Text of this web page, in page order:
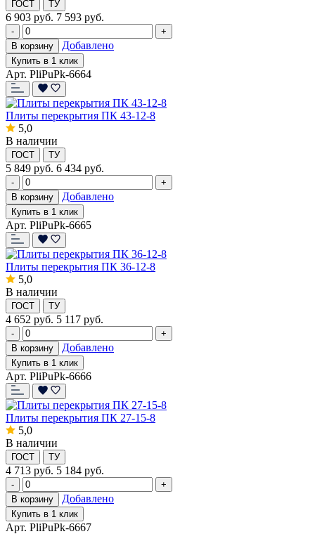
ГОСТ ТУ
6 903 руб. 7 593 руб.
-
+
В корзину
Добавлено
Купить в 1 клик
Арт. PliPuPk-6664
Плиты перекрытия ПК 43-12-8
5,0
В наличии
ГОСТ ТУ
5 849 руб. 6 434 руб.
-
+
В корзину
Добавлено
Купить в 1 клик
Арт. PliPuPk-6665
Плиты перекрытия ПК 36-12-8
5,0
В наличии
ГОСТ ТУ
4 652 руб. 5 117 руб.
-
+
В корзину
Добавлено
Купить в 1 клик
Арт. PliPuPk-6666
Плиты перекрытия ПК 27-15-8
5,0
В наличии
ГОСТ ТУ
4 713 руб. 5 184 руб.
-
+
В корзину
Добавлено
Купить в 1 клик
Арт. PliPuPk-6667